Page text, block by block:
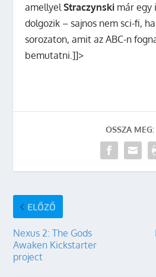
amellyelStraczynski már egy
dolgozik – sajnos nem sci-fi,
sorozaton, amit az ABC-n
bemutatni.]]>
OSSZA MEG:
ELŐZŐ
Nexus 2: The Gods
Awaken Kickstarter
project